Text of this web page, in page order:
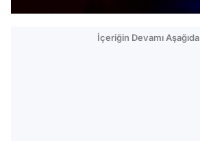
İçeriğin Devamı Aşağıda